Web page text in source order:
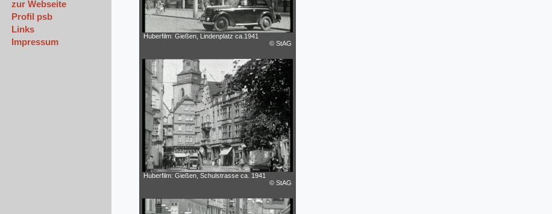
zur Webseite
Profil psb
Links
Impressum
Huberfilm: Gießen, Lindenplatz ca.1941
© StAG
Huberfilm: Gießen, Schulstrasse ca. 1941
© StAG